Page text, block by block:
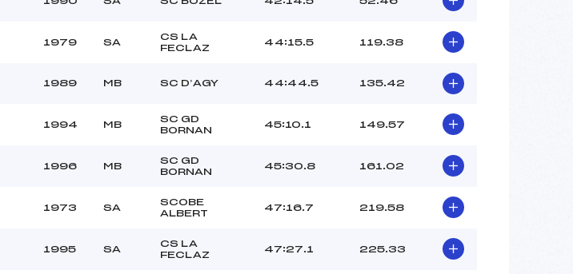
1979 SA
CS LA
FECLAZ
44:15.5 119.38
1989 MB SC D’AGY 44:44.5 135.42
1994 MB
SC GD
BORNAN
45:10.1 149.57
1996 MB
SC GD
BORNAN
45:30.8 161.02
1973 SA
SCOBE
ALBERT
47:16.7 219.58
1995 SA
CS LA
FECLAZ
47:27.1 225.33